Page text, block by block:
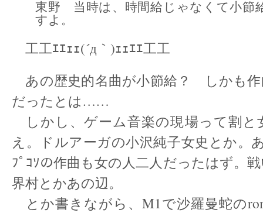
東野 当時は、時間給じゃなくて小節
すよ。
工工ｴｴｪｪ(´д｀)ｪｪｴｴ工工
あの歴史的名曲が小節給？ しかも作
だったとは……
しかし、ゲーム音楽の現場って割と
え。ドルアーガの小沢純子女史とか。
ﾌﾟｺｿの作曲も女の人二人だったはず。
界村とかあの辺。
とか書きながら、M1で沙羅曼蛇の